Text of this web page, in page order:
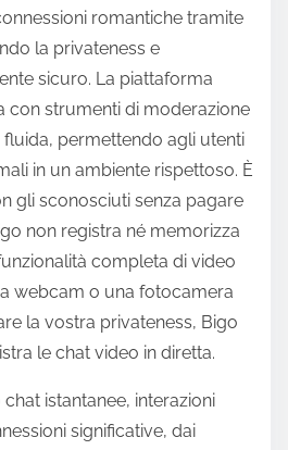
romantiche tramite
la privateness e
sicuro. La piattaforma
con strumenti di moderazione
fluida, permettendo agli utenti
in un ambiente rispettoso. È
gli sconosciuti senza pagare
non registra né memorizza
completa di video
webcam o una fotocamera
la vostra privateness, Bigo
le chat video in diretta.
istantanee, interazioni
significative, dai